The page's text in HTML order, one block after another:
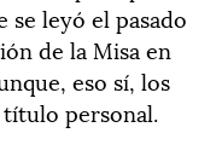
se leyó el pasado
de la Misa en
eso sí, los
título personal.